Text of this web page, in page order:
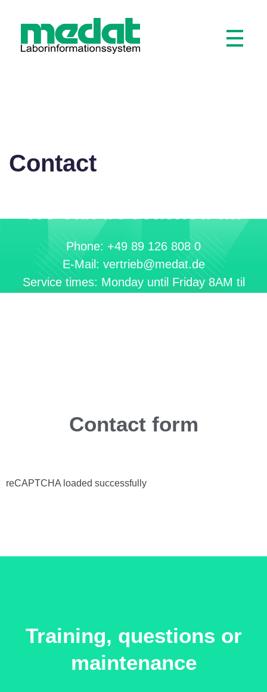
Contact
Phone: +49 89 126 808 0
E-Mail: vertrieb@medat.de
Service times: Monday until Friday 8AM til
Contact form
reCAPTCHA loaded successfully
Training, questions or
maintenance